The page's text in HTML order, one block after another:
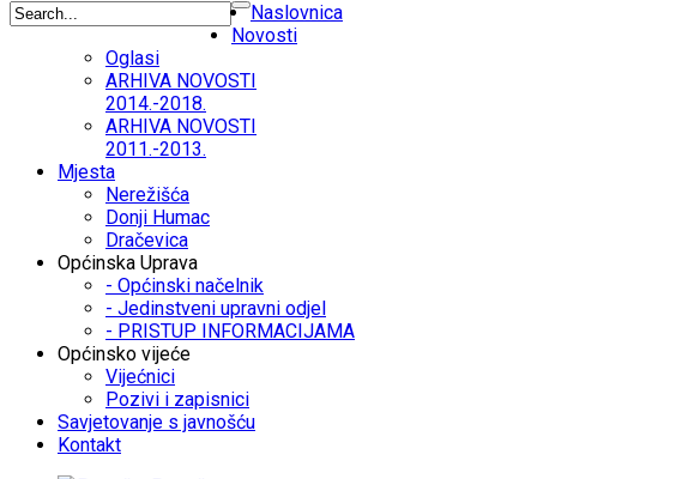
Naslovnica
Novosti
Oglasi
ARHIVA NOVOSTI
2014.-2018.
ARHIVA NOVOSTI
2011.-2013.
Mjesta
Nerežišća
Donji Humac
Dračevica
Općinska Uprava
- Općinski načelnik
- Jedinstveni upravni odjel
- PRISTUP INFORMACIJAMA
Općinsko vijeće
Vijećnici
Pozivi i zapisnici
Savjetovanje s javnošću
Kontakt